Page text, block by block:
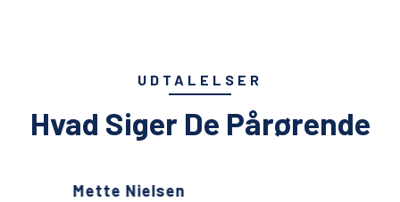
UDTALELSER
Hvad Siger De Pårørende
Mette Nielsen